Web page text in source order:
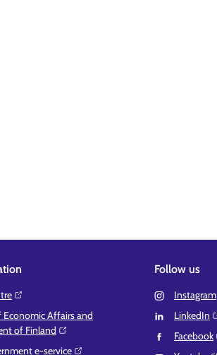
Affairs and
of Finland⁠
e-service⁠
Follow us
Instagram⁠
LinkedIn⁠
Facebook⁠